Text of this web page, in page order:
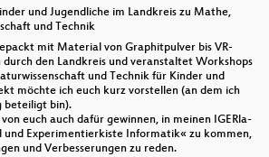
und Jugendliche im Landkreis zu Mathe,
und Technik
mit Material von Graphitpulver bis VR-
den Landkreis und veranstaltet Workshops
und Technik für Kinder und
möchte ich euch kurz vorstellen (an dem ich
beteiligt bin).
euch auch dafür gewinnen, in meinen IGERla-
Experimentierkiste Informatik« zu kommen,
und Verbesserungen zu reden.